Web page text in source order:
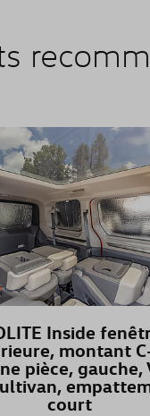
Inside
montant
pièce, gauche,
court